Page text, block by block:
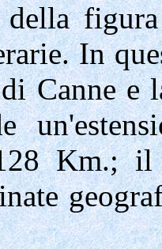
della figura
In
Canne e
Km.; il